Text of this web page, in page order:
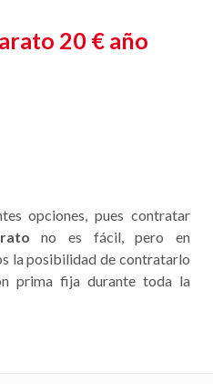
20 € año
opciones, pues contratar
no es fácil, pero en
la posibilidad de contratarlo
prima fija durante toda la